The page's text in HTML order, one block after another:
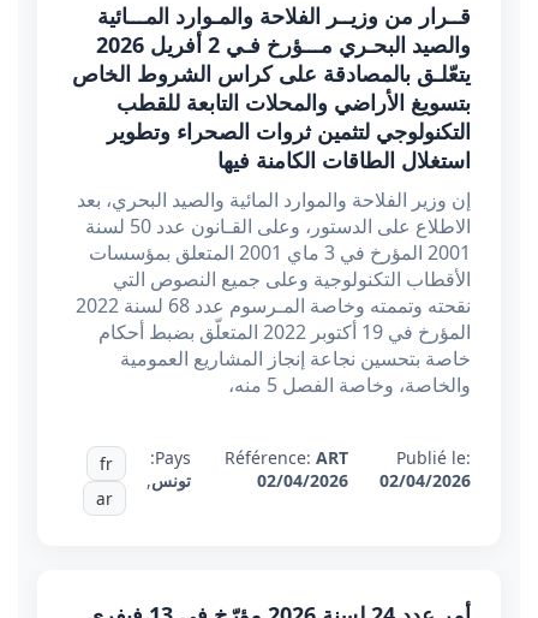
قــرار من وزيــر الفلاحة والمـوارد المـــائية
والصيد البحـري مـــؤرخ فـي 2 أفريل 2026
يتعّلـق بالمصادقة على كراس الشروط الخاص
بتسويغ الأراضي والمحلات التابعة للقطب
التكنولوجي لتثمين ثروات الصحراء وتطوير
استغلال الطاقات الكامنة فيها
إن وزير الفلاحة والموارد المائية والصيد البحري، بعد
الاطلاع على الدستور، وعلى القـانون عدد 50 لسنة
2001 المؤرخ في 3 ماي 2001 المتعلق بمؤسسات
الأقطاب التكنولوجية وعلى جميع النصوص التي
نقحته وتممته وخاصة المـرسوم عدد 68 لسنة 2022
المؤرخ في 19 أكتوبر 2022 المتعلّق بضبط أحكام
خاصة بتحسين نجاعة إنجاز المشاريع العمومية
والخاصة، وخاصة الفصل 5 منه،
Publié le:
02/04/2026
Référence:ART
02/04/2026
Pays:
تونس,
fr
ar